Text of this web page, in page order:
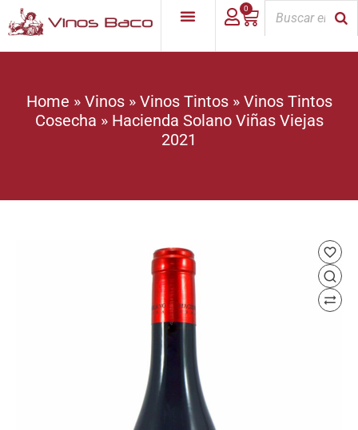
0
Home » Vinos» Vinos Tintos» Vinos Tintos
Cosecha » Hacienda Solano Viñas Viejas
2021